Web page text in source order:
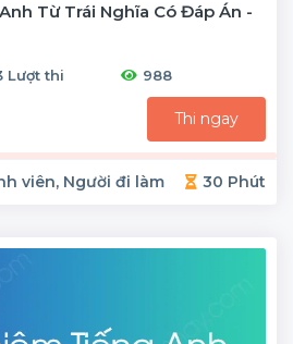
Từ Trái Nghĩa Có Đáp Án -
Lượt thi 988
Thi ngay
viên, Người đi làm 30 Phút